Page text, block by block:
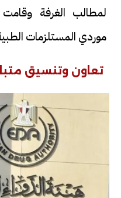
لمطالب الغرفة
موردي المستلزمات
تعاون وتنسيق